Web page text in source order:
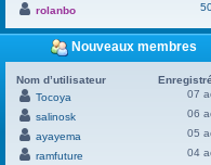
rolanbo
Nouveaux membres
Nom d’utilisateur
Tocoya
07
salinosk
06
ayayema
05
ramfuture
04